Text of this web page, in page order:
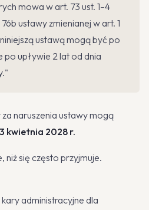
mowa w art. 73 ust. 1–4
ustawy zmienianej w art. 1
ustawą mogą być po
po upływie 2 lat od dnia
naruszenia ustawy mogą
3 kwietnia 2028 r.
niż się często przyjmuje.
administracyjne dla